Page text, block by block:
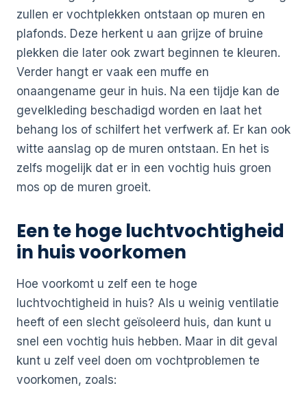
zullen er vochtplekken ontstaan op muren en
plafonds. Deze herkent u aan grijze of bruine
plekken die later ook zwart beginnen te kleuren.
Verder hangt er vaak een muffe en
onaangename geur in huis. Na een tijdje kan de
gevelkleding beschadigd worden en laat het
behang los of schilfert het verfwerk af. Er kan ook
witte aanslag op de muren ontstaan. En het is
zelfs mogelijk dat er in een vochtig huis groen
mos op de muren groeit.
Een te hoge luchtvochtigheid
in huis voorkomen
Hoe voorkomt u zelf een te hoge
luchtvochtigheid in huis? Als u weinig ventilatie
heeft of een slecht geïsoleerd huis, dan kunt u
snel een vochtig huis hebben. Maar in dit geval
kunt u zelf veel doen om vochtproblemen te
voorkomen, zoals: